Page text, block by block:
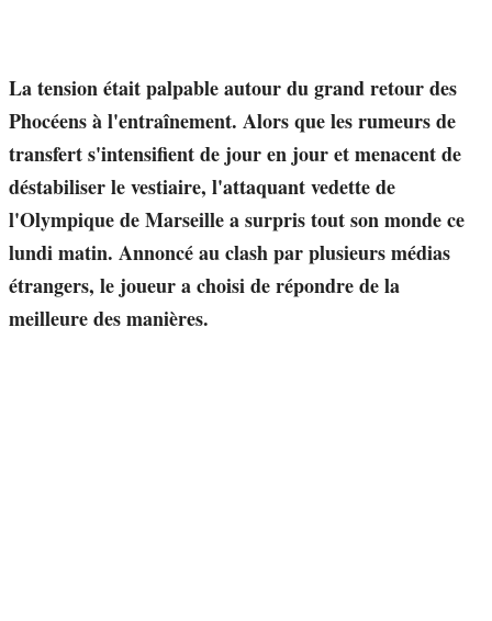
La tension était palpable autour du grand retour des
Phocéens à l'entraînement. Alors que les rumeurs de
transfert s'intensifient de jour en jour et menacent de
déstabiliser le vestiaire, l'attaquant vedette de
l'Olympique de Marseille a surpris tout son monde ce
lundi matin. Annoncé au clash par plusieurs médias
étrangers, le joueur a choisi de répondre de la
meilleure des manières.